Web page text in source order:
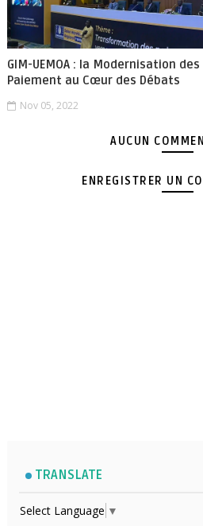
GIM-UEMOA : la Modernisation
Paiement au Cœur des Débats
Nov 05, 2022
AUCUN
ENREGISTRER UN
TRANSLATE
Select Language ▼